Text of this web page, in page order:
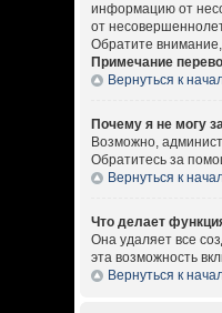
информацию от
от
Обратите
Примечание
Вернуться к
Почему я не могу
Возможно,
Обратитесь за
Вернуться к
Что делает
Она удаляет все
эта возможность
Вернуться к